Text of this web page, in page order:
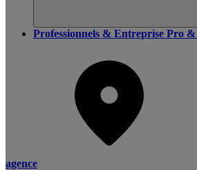
Professionnels & Entreprise Pro &
agence